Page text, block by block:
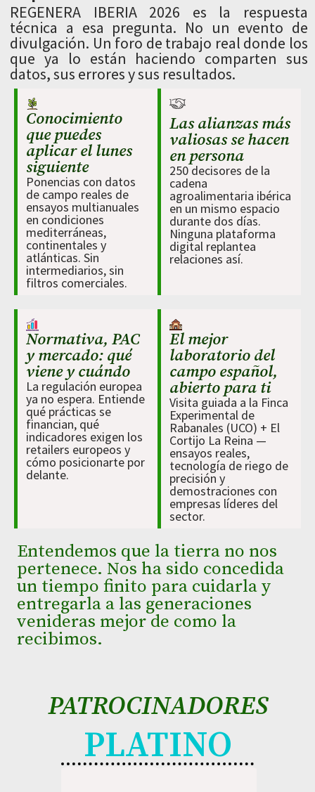
REGENERA IBERIA 2026 es la respuesta
técnica a esa pregunta. No un evento de
divulgación. Un foro de trabajo real donde los
que ya lo están haciendo comparten sus
datos, sus errores y sus resultados.
Conocimiento
que puedes
aplicar el lunes
siguiente
Ponencias con datos
de campo reales de
ensayos multianuales
en condiciones
mediterráneas,
continentales y
atlánticas. Sin
intermediarios, sin
filtros comerciales.
Las alianzas más
valiosas se hacen
en persona
250 decisores de la
cadena
agroalimentaria ibérica
en un mismo espacio
durante dos días.
Ninguna plataforma
digital replantea
relaciones así.
Normativa, PAC
y mercado: qué
viene y cuándo
La regulación europea
ya no espera. Entiende
qué prácticas se
financian, qué
indicadores exigen los
retailers europeos y
cómo posicionarte por
delante.
El mejor
laboratorio del
campo español,
abierto para ti
Visita guiada a la Finca
Experimental de
Rabanales (UCO) + El
Cortijo La Reina —
ensayos reales,
tecnología de riego de
precisión y
demostraciones con
empresas líderes del
sector.
Entendemos que la tierra no nos
pertenece. Nos ha sido concedida
un tiempo finito para cuidarla y
entregarla a las generaciones
venideras mejor de como la
recibimos.
PATROCINADORES
PLATINO